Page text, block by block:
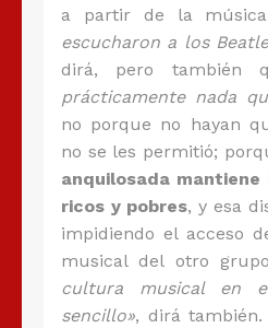
a partir de la
escucharon a los
dirá, pero también
prácticamente nada
no porque no hayan
no se les permitió;
anquilosada
ricos y pobres, y esa
impidiendo el acceso
musical del otro
cultura musical en
sencillo», dirá